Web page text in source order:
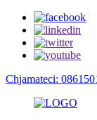
Chjamateci: